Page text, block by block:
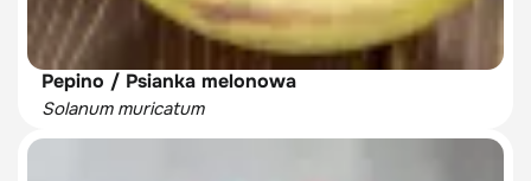
Pepino / Psianka melonowa
Solanum muricatum